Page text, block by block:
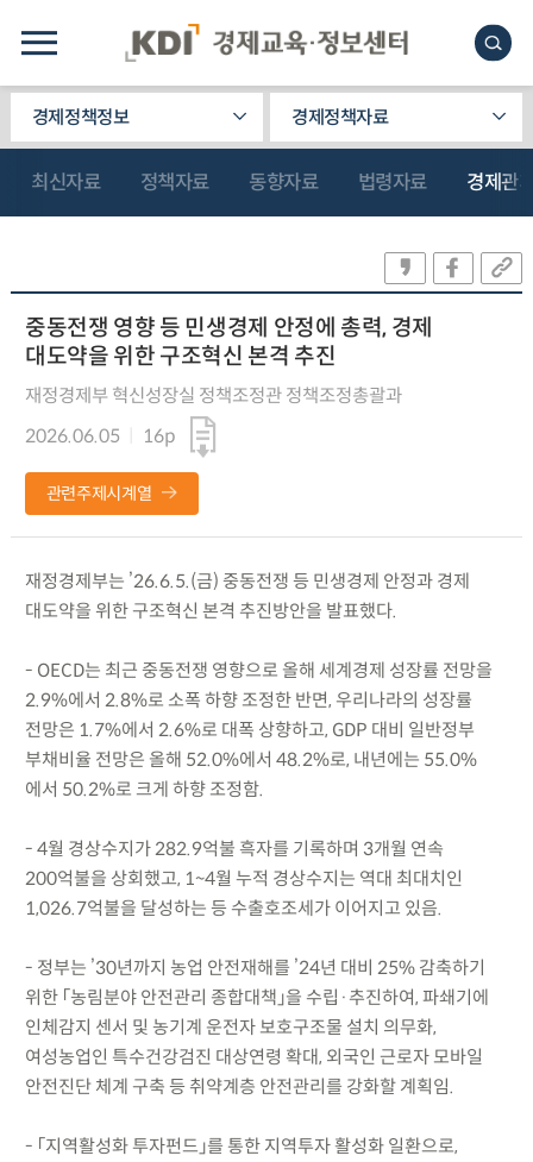
경제정책정보 경제정책자료
최신자료 정책자료 동향자료 법령자료 경제관
중동전쟁 영향 등 민생경제 안정에 총력, 경제
대도약을 위한 구조혁신 본격 추진
재정경제부 혁신성장실 정책조정관 정책조정총괄과
2026.06.05
16p
관련주제시계열
재정경제부는 ’26.6.5.(금) 중동전쟁 등 민생경제 안정과 경제
대도약을 위한 구조혁신 본격 추진방안을 발표했다.
- OECD는 최근 중동전쟁 영향으로 올해 세계경제 성장률 전망을
2.9%에서 2.8%로 소폭 하향 조정한 반면, 우리나라의 성장률
전망은 1.7%에서 2.6%로 대폭 상향하고, GDP 대비 일반정부
부채비율 전망은 올해 52.0%에서 48.2%로, 내년에는 55.0%
에서 50.2%로 크게 하향 조정함.
- 4월 경상수지가 282.9억불 흑자를 기록하며 3개월 연속
200억불을 상회했고, 1~4월 누적 경상수지는 역대 최대치인
1,026.7억불을 달성하는 등 수출호조세가 이어지고 있음.
- 정부는 ’30년까지 농업 안전재해를 ’24년 대비 25% 감축하기
위한 「농림분야 안전관리 종합대책」을 수립·추진하여, 파쇄기에
인체감지 센서 및 농기계 운전자 보호구조물 설치 의무화,
여성농업인 특수건강검진 대상연령 확대, 외국인 근로자 모바일
안전진단 체계 구축 등 취약계층 안전관리를 강화할 계획임.
- 「지역활성화 투자펀드」를 통한 지역투자 활성화 일환으로,